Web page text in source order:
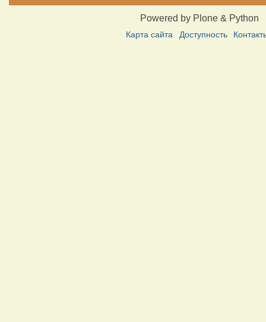
Powered by Plone & Python
Карта сайта Доступность